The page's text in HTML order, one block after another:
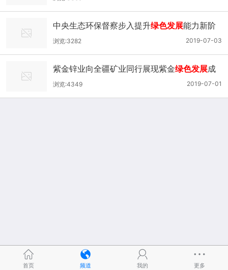
中央生态环保督察步入提升绿色发展能力新阶
段
2019-07-03
浏览:3282
紫金锌业向全疆矿业同行展现紫金绿色发展成
果
2019-07-01
浏览:4349
首页 频道 我的 更多